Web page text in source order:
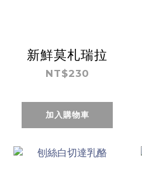
新鮮莫札瑞拉
NT$230
加入購物車